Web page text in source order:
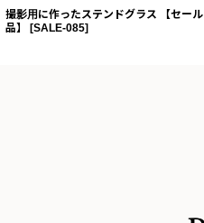
撮影用に作ったステンドグラス 【セール
品】
[SALE-085]